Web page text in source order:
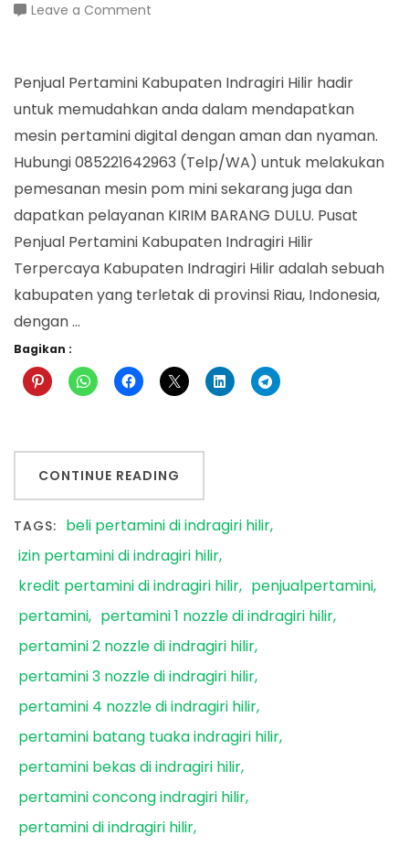
Leave a Comment
Kabupaten
Indragiri
Hilir
Penjual Pertamini Kabupaten Indragiri Hilir hadir
untuk memudahkan anda dalam mendapatkan
mesin pertamini digital dengan aman dan nyaman.
Hubungi 085221642963 (Telp/WA) untuk melakukan
pemesanan mesin pom mini sekarang juga dan
dapatkan pelayanan KIRIM BARANG DULU. Pusat
Penjual Pertamini Kabupaten Indragiri Hilir
Terpercaya Kabupaten Indragiri Hilir adalah sebuah
kabupaten yang terletak di provinsi Riau, Indonesia,
dengan …
Bagikan :
CONTINUE READING
TAGS: beli pertamini di indragiri hilir
izin pertamini di indragiri hilir
kredit pertamini di indragiri hilir
penjualpertamini
pertamini
pertamini 1 nozzle di indragiri hilir
pertamini 2 nozzle di indragiri hilir
pertamini 3 nozzle di indragiri hilir
pertamini 4 nozzle di indragiri hilir
pertamini batang tuaka indragiri hilir
pertamini bekas di indragiri hilir
pertamini concong indragiri hilir
pertamini di indragiri hilir